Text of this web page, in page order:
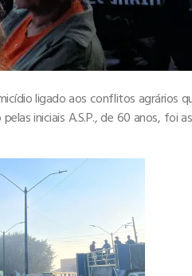
ligado aos conflitos agrários
iniciais A.S.P., de 60 anos, foi